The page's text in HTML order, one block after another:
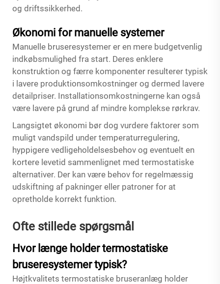
og driftssikkerhed.
Økonomi for manuelle systemer
Manuelle bruseresystemer er en mere budgetvenlig
indkøbsmulighed fra start. Deres enklere
konstruktion og færre komponenter resulterer typisk
i lavere produktionsomkostninger og dermed lavere
detailpriser. Installationsomkostningerne kan også
være lavere på grund af mindre komplekse rørkrav.
Langsigtet økonomi bør dog vurdere faktorer som
muligt vandspild under temperaturregulering,
hyppigere vedligeholdelsesbehov og eventuelt en
kortere levetid sammenlignet med termostatiske
alternativer. Der kan være behov for regelmæssig
udskiftning af pakninger eller patroner for at
opretholde korrekt funktion.
Ofte stillede spørgsmål
Hvor længe holder termostatiske
bruseresystemer typisk?
Højtkvalitets termostatiske bruseranlæg holder